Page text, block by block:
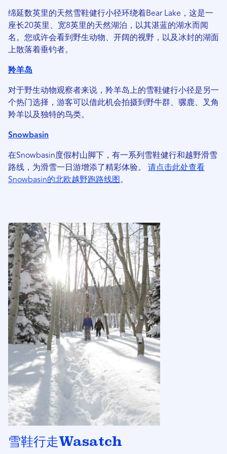
绵延数英里的天然雪鞋健行小径环绕着Bear Lake，这是一
座长20英里、宽8英里的天然湖泊，以其湛蓝的湖水而闻
名。您或许会看到野生动物、开阔的视野，以及冰封的湖面
上散落着垂钓者。
羚羊岛
对于野生动物观察者来说，羚羊岛上的雪鞋健行小径是另一
个热门选择，游客可以借此机会拍摄到野牛群、骡鹿、叉角
羚羊以及独特的鸟类。
Snowbasin
在Snowbasin度假村山脚下，有一系列雪鞋健行和越野滑雪
路线，为滑雪一日游增添了精彩体验。 请点击此处查看
Snowbasin的北欧越野跑路线图 。
雪鞋行走Wasatch